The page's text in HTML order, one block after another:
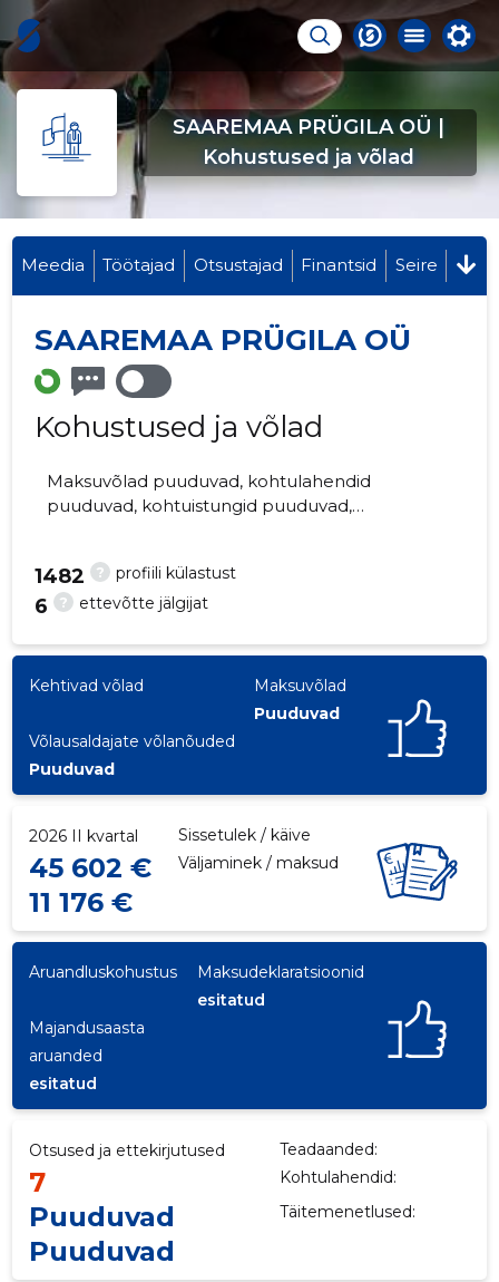
SAAREMAA PRÜGILA OÜ |
Kohustused ja võlad
Meedia Töötajad Otsustajad Finantsid Seire
SAAREMAA PRÜGILA OÜ
Kohustused ja võlad
Maksuvõlad puuduvad, kohtulahendid
puuduvad, kohtuistungid puuduvad,
+372 56221913
? profiili külastust
1482
? ettevõtte jälgijat
6
Kehtivad võlad
Maksuvõlad
Puuduvad
Võlausaldajate võlanõuded
Puuduvad
2026 II kvartal Sissetulek / käive
45 602 € Väljaminek / maksud
11 176 €
Aruandluskohustus
Maksudeklaratsioonid
esitatud
Majandusaasta
aruanded
esitatud
Otsused ja ettekirjutused Teadaanded:
7 Kohtulahendid:
Puuduvad Täitemenetlused:
Puuduvad